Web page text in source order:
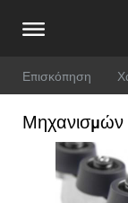
προς
περιεχόμενο
Επισκόπηση
Μηχανισμών
Εικόνα
Κάντε μια
Αριθμός
Ηλεκτρονικό